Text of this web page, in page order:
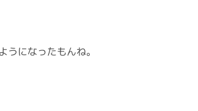
になったもんね。